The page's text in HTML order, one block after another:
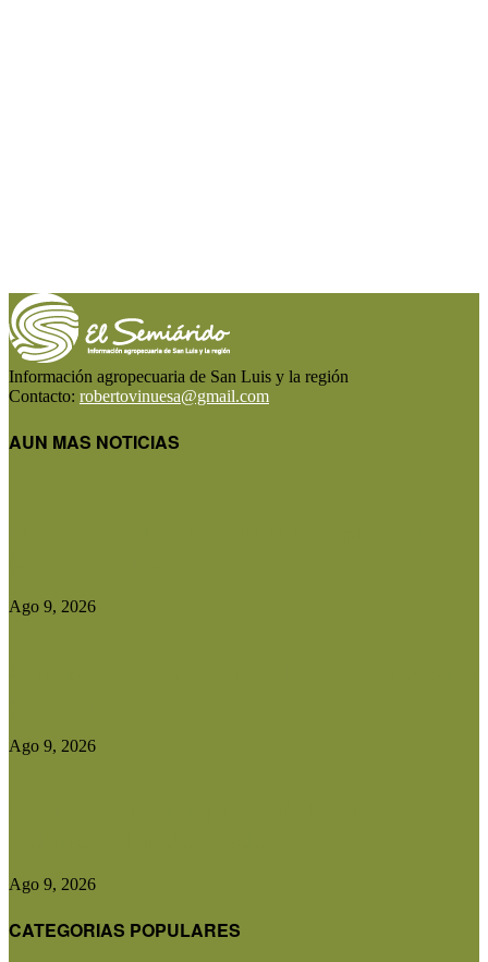
Información agropecuaria de San Luis y la región
Contacto: robertovinuesa@gmail.com
AUN MAS NOTICIAS
Ago 9, 2026
Ago 9, 2026
Ago 9, 2026
CATEGORIAS POPULARES